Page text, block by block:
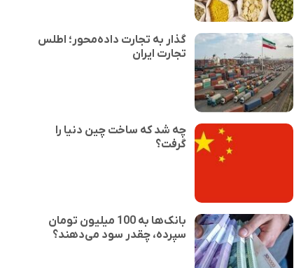
گذار به تجارت داده‌محور؛ اطلس
تجارت ایران
چه شد که ساخت چین دنیا را
گرفت؟
بانک‌ها به 100 میلیون تومان
سپرده، چقدر سود می‌دهند؟